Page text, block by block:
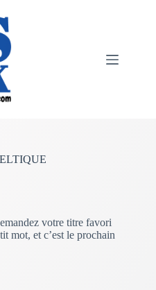
votre titre favori
mot, et c’est le prochain